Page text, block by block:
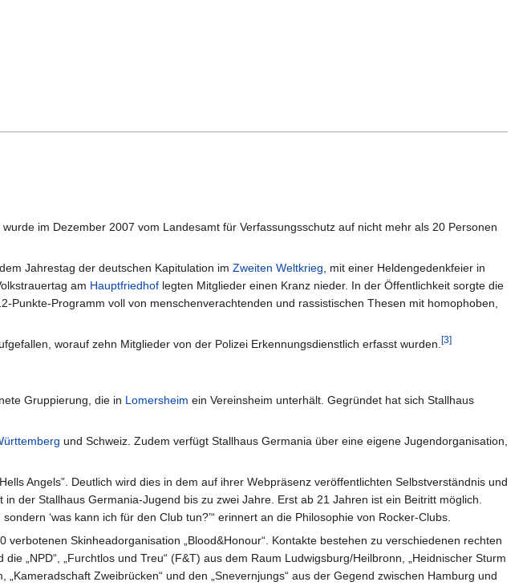
wurde im Dezember 2007 vom Landesamt für Verfassungsschutz auf nicht mehr als 20 Personen
Jahrestag der deutschen Kapitulation im Zweiten Weltkrieg , mit einer Heldengedenkfeier in
am Hauptfriedhof legten Mitglieder einen Kranz nieder. In der Öffentlichkeit sorgte die
Punkte-Programm voll von menschenverachtenden und rassistischen Thesen mit homophoben,
worauf zehn Mitglieder von der Polizei Erkennungsdienstlich erfasst wurden. [3]
Gruppierung, die in Lomersheim ein Vereinsheim unterhält. Gegründet hat sich Stallhaus
und Schweiz. Zudem verfügt Stallhaus Germania über eine eigene Jugendorganisation,
Angels”. Deutlich wird dies in dem auf ihrer Webpräsenz veröffentlichten Selbstverständnis und
der Stallhaus Germania-Jugend bis zu zwei Jahre. Erst ab 21 Jahren ist ein Beitritt möglich.
‘was kann ich für den Club tun?’“ erinnert an die Philosophie von Rocker-Clubs.
Skinheadorganisation „Blood&Honour“. Kontakte bestehen zu verschiedenen rechten
„NPD“, „Furchtlos und Treu“ (F&T) aus dem Raum Ludwigsburg/Heilbronn, „Heidnischer Sturm
Zweibrücken“ und den „Snevernjungs“ aus der Gegend zwischen Hamburg und